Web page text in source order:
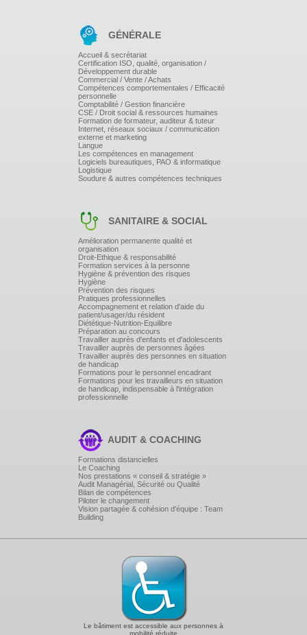
par la réforme.
Atelier conclusif : Définition d'un Plan
d'action prioritaire personnalisé
Optionnel : Une journée complémentaire peut-être
proposée pour créer la cartographie des risques et
rédiger l'étude d'impact.
GÉNÉRALE
Accueil & secrétariat
Certification ISO, qualité, organisation /
Développement durable
Commercial / Vente / Achats
Compétences comportementales / Efficacité
personnelle
Comptabilité / Gestion financière
CSE / Droit social & ressources humaines
Formation de formateur, auditeur & tuteur
Internet, réseaux sociaux / communication
externe et marketing
Langue
Les compétences en management
Logiciels bureautiques, PAO & informatique
Logistique
Soudure & autres compétences techniques
SANITAIRE & SOCIAL
Amélioration permanente qualité et
organisation
Droit-Ethique & responsabilité
Formation services à la personne
Hygiène & prévention des risques
Hygiène
Prévention des risques
Pratiques professionnelles
Accompagnement et relation d'aide du
patient/usager/du résident
Diététique-Nutrition-Equilibre
Préparation au concours
Travailler auprès d'enfants et d'adolescents
Travailler auprès de personnes âgées
Travailler auprès des personnes en situation
de handicap
Formations pour le personnel encadrant
Formations pour les travailleurs en situation
de handicap, indispensable à l'intégration
professionnelle
AUDIT & COACHING
Formations distancielles
Le Coaching
Nos prestations « conseil & stratégie »
Audit Managérial, Sécurité ou Qualité
Bilan de compétences
Piloter le changement
Vision partagée & cohésion d'équipe : Team
Building
Le bâtiment est accessible aux personnes à
mobilité réduite